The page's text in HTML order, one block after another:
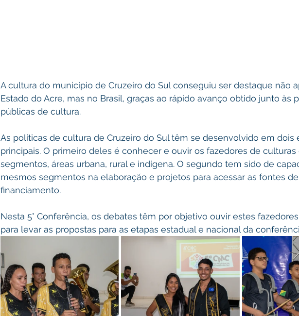
A cultura do município de Cruzeiro do Sul conseguiu ser destaque não
Estado do Acre, mas no Brasil, graças ao rápido avanço obtido junto às
públicas de cultura.
As políticas de cultura de Cruzeiro do Sul têm se desenvolvido em dois
principais. O primeiro deles é conhecer e ouvir os fazedores de
segmentos, áreas urbana, rural e indígena. O segundo tem sido de
mesmos segmentos na elaboração e projetos para acessar as fontes
financiamento.
Nesta 5° Conferência, os debates têm por objetivo ouvir estes
para levar as propostas para as etapas estadual e nacional da